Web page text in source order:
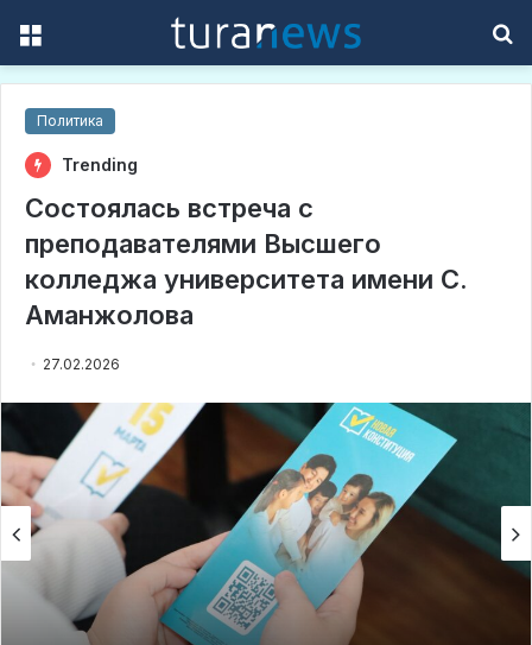
Политика
Trending
Состоялась встреча с
преподавателями Высшего
колледжа университета имени С.
Аманжолова
27.02.2026